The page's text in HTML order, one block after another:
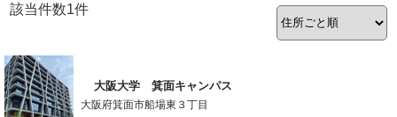
該当件数1件
大阪大学 箕面キャンパス
大阪府箕面市船場東３丁目